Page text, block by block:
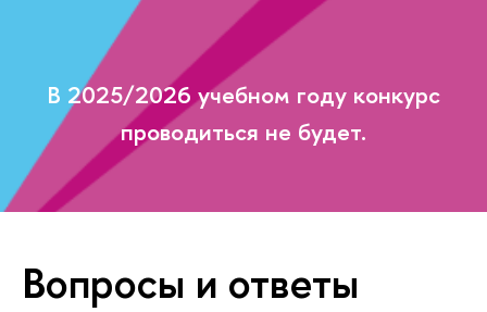
В 2025/2026 учебном году конкурс
проводиться не будет.
Вопросы и ответы